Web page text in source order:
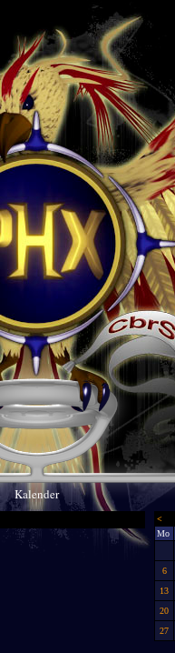
Kalender
<
Mo
6
13
20
27